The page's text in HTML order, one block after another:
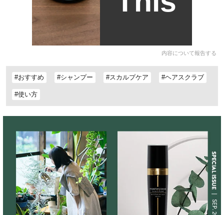
内容について報告する
#おすすめ #シャンプー #スカルプケア #ヘアスクラブ
#使い方